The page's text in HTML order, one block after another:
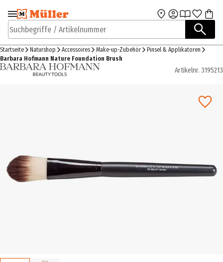
Zur Navigation
springen
Zum Hauptinhalt
Suchbegriffe / Artikelnummer
Startseite Naturshop Accessoires Make-up-Zubehör
Pinsel & Applikatoren
Barbara Hofmann Nature Foundation Brush
Artikelnr. 3195213